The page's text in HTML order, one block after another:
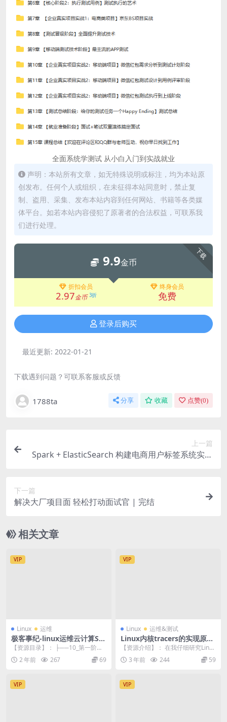
全面系统学测试 从小白入门到实战就业
声明：本站所有文章，如无特殊说明或标注，均为本站原
创发布。任何个人或组织，在未征得本站同意时，禁止复
制、盗用、采集、发布本站内容到任何网站、书籍等各类媒
体平台。如若本站内容侵犯了原著者的合法权益，可联系我
们进行处理。
下载
9.9金币
折扣会员
2.97金币 3折
终身会员
免费
登录后购买
最近更新: 2022-01-21
下载遇到问题？可联系客服或反馈
1788ta 分享 收藏 点赞(0)
上一篇
Spark + ElasticSearch 构建电商用户标签系统实现
下一篇
解决大厂项目面 轻松打动面试官 | 完结
相关文章
VIP
Linux 运维
极客事纪-linux运维云计算SE
R架构师【2306期】
【资源目录】： ├──10_第一阶★
心灵沟通课 | └──1-1_CD-VIP学...
2 年前 267 69
VIP
Linux 运维&测试
Linux内核tracers的实现原理
与应用
【资源介绍】： 在我仔细研究Linux
内核中的ftrace框架之后，觉得各
种tr...3 年前 244 59
VIP VIP